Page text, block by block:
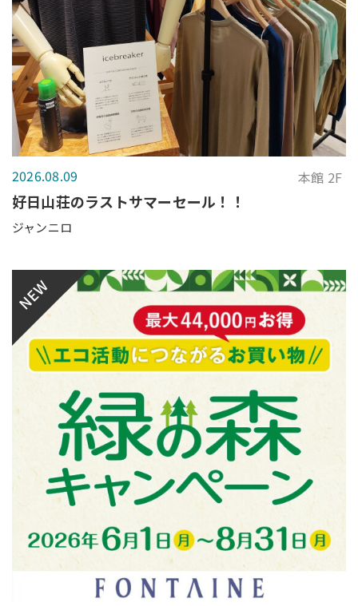
2026.08.09 本館 2F
好日山荘のラストサマーセール！！
ジャンニロ
NEW